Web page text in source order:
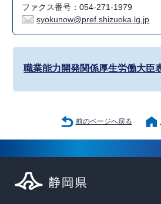
ファクス番号：054-271-1979
syokunow@pref.shizuoka.lg.jp
職業能力開発関係厚生労働大臣
前のページへ戻る